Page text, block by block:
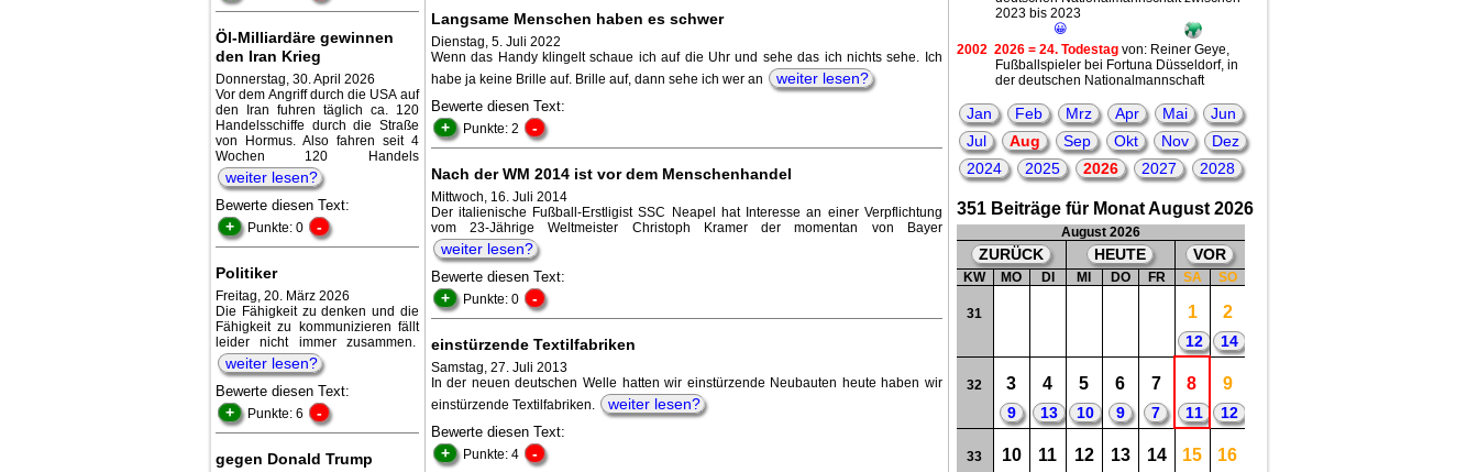
Öl-Milliardäre gewinnen
den Iran Krieg
Donnerstag, 30. April 2026
Vor dem Angriff durch die USA auf
den Iran fuhren täglich ca. 120
Handelsschiffe durch die Straße
von Hormus. Also fahren seit 4
Wochen 120 Handels
weiter lesen?
Bewerte diesen Text:
+ Punkte: 0 -
Politiker
Freitag, 20. März 2026
Die Fähigkeit zu denken und die
Fähigkeit zu kommunizieren fällt
leider nicht immer zusammen.
weiter lesen?
Bewerte diesen Text:
+ Punkte: 6 -
gegen Donald Trump
Langsame Menschen haben es schwer
Dienstag, 5. Juli 2022
Wenn das Handy klingelt schaue ich auf die Uhr und sehe das ich nichts sehe. Ich
habe ja keine Brille auf. Brille auf, dann sehe ich wer an
weiter lesen?
Bewerte diesen Text:
+ Punkte: 2 -
Nach der WM 2014 ist vor dem Menschenhandel
Mittwoch, 16. Juli 2014
Der italienische Fußball-Erstligist SSC Neapel hat Interesse an einer Verpflichtung
vom 23-Jährige Weltmeister Christoph Kramer der momentan von Bayer
weiter lesen?
Bewerte diesen Text:
+ Punkte: 0 -
einstürzende Textilfabriken
Samstag, 27. Juli 2013
In der neuen deutschen Welle hatten wir einstürzende Neubauten heute haben wir
einstürzende Textilfabriken.
weiter lesen?
Bewerte diesen Text:
+ Punkte: 4 -
2023 bis 2023
😀
2002 2026 = 24. Todestagvon: Reiner Geye,
Fußballspieler bei Fortuna Düsseldorf, in
der deutschen Nationalmannschaft
😀
😟
2022 2026 = 4. Todestagvon: Olivia Newton-John
= britisch-australische Sängerin,
Songwriterin, Schauspielerin
😀
😟
Jan Feb Mrz Apr Mai
Jun
Jul
Aug Sep Okt Nov
Dez
2024
2025 2026 2027 2028
351 Beiträge für Monat August 2026
August 2026
ZURÜCK HEUTE VOR
KW MO DI MI DO FR SA SO
31 1
12
2
14
32 3
9
4
13
5
10
6
9
7
7
8
11
9
12
33 10 11 12 13 14 15 16